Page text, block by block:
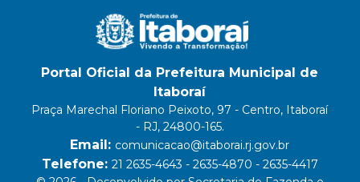
Portal Oficial da Prefeitura Municipal de
Itaboraí
Praça Marechal Floriano Peixoto, 97 - Centro, Itaboraí
- RJ, 24800-165.
Email: comunicacao@itaborai.rj.gov.br
Telefone: 21 2635-4643 - 2635-4870 - 2635-4417